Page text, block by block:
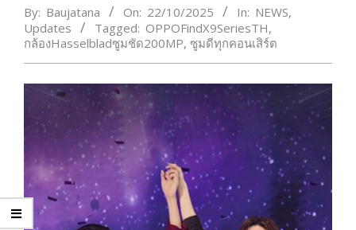
By: Baujatana On: 22/10/2025 In: NEWS,
Updates
Tagged: OPPOFindX9SeriesTH,
กล้องHasselbladซูมชัด200MP, ซูมดีทุกคอนเสิร์ต